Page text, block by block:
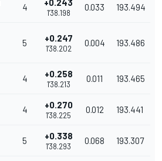
4 +0.243
1'38.198
0.033 193.494
5 +0.247
1'38.202
0.004 193.486
4 +0.258
1'38.213
0.011 193.465
4 +0.270
1'38.225
0.012 193.441
5 +0.338
1'38.293
0.068 193.307